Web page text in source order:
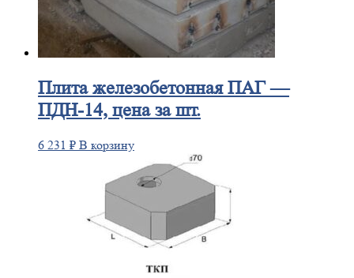
Плитажелезобетонная ПАГ —
ПДН-14, цена за шт.
6 231 ₽ В корзину